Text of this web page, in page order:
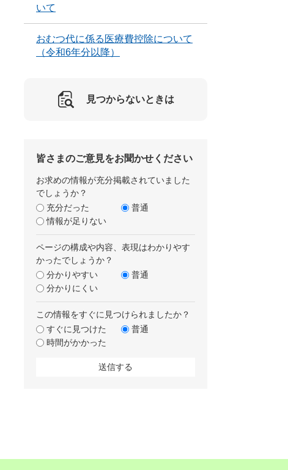
いて
おむつ代に係る医療費控除について
（令和6年分以降）
見つからないときは
皆さまのご意見をお聞かせください
お求めの情報が充分掲載されていました
でしょうか？
充分だった
普通
情報が足りない
ページの構成や内容、表現はわかりやす
かったでしょうか？
分かりやすい
普通
分かりにくい
この情報をすぐに見つけられましたか？
すぐに見つけた
普通
時間がかかった